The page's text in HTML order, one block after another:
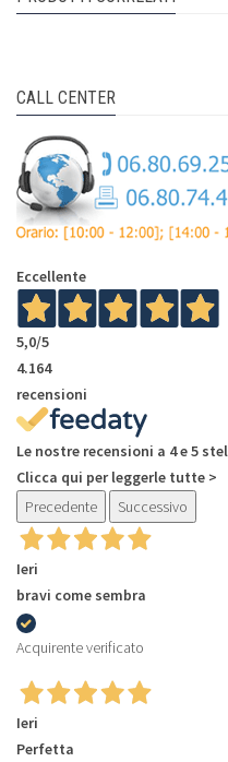
CALL CENTER
Eccellente
5,0/5
4.164
recensioni
Le nostre recensioni a 4 e 5
Clicca qui per leggerle tutte >
Precedente
Successivo
Ieri
bravi come sembra
Acquirente verificato
Ieri
Perfetta